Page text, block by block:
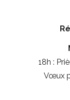
18h :
Vœux